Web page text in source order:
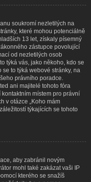
soukromí nezletilých na
které mohou potenciálně
13 let, získaly písemný
zástupce povolující
od nezletilých osob
týká vás, jako někoho, kdo se
to týká webové stránky, na
právního poradce.
ani majitelé tohoto fóra
místem pro právní
v otázce „Koho mám
týkajících se tohoto
aby zabránil novým
mohl také zakázat vaši IP
kterého se snažíš